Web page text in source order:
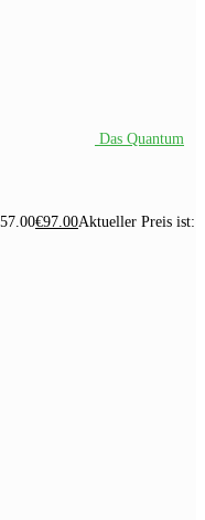
Das Quantum
€97.00Aktueller Preis ist: